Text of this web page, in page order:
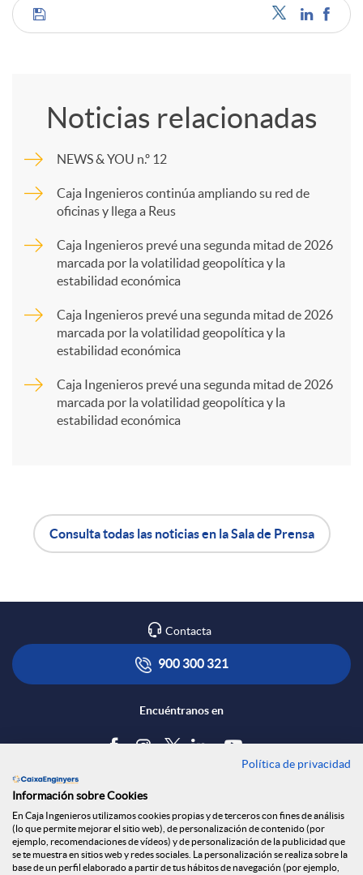
C
p
a
R
e
s
Noticias relacionadas
NEWS & YOU n.º 12
Caja Ingenieros continúa ampliando su red de
oficinas y llega a Reus
Caja Ingenieros prevé una segunda mitad de 2026
marcada por la volatilidad geopolítica y la
estabilidad económica
Caja Ingenieros prevé una segunda mitad de 2026
marcada por la volatilidad geopolítica y la
estabilidad económica
Caja Ingenieros prevé una segunda mitad de 2026
marcada por la volatilidad geopolítica y la
estabilidad económica
A
p
l
a
o
t
s
Consulta todas las noticias en la Sala de Prensa
Contacta
900 300 321
Encuéntranos en
Tablón de anuncios
Política de cookies
Aviso legal
Política de privacidad
Información sobre Cookies
En Caja Ingenieros utilizamos cookies propias y de terceros con fines de análisis
(lo que permite mejorar el sitio web), de personalización de contenido (por
ejemplo, recomendaciones de vídeos) y de personalización de la publicidad que
se te muestra en sitios web y redes sociales. La personalización se realiza sobre la
base de un perfil elaborado a partir de tus hábitos de navegación (por ejemplo,